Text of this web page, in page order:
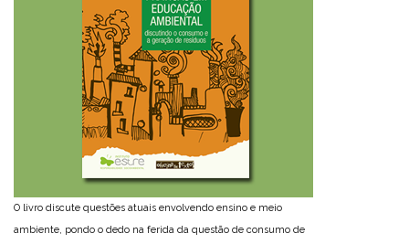
O livro discute questões atuais envolvendo ensino e meio
ambiente, pondo o dedo na ferida da questão de consumo de